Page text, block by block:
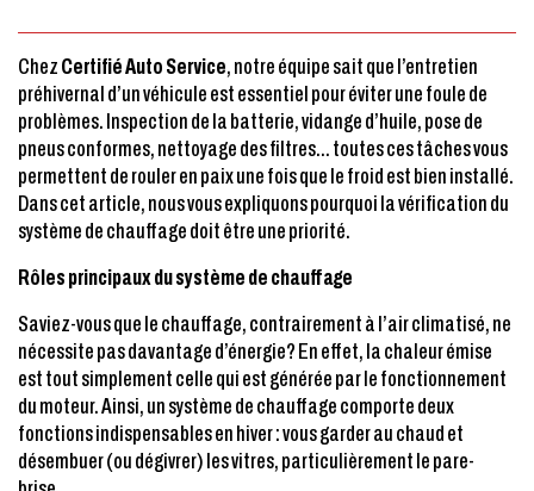
ChezCertifié Auto Service, notre équipe sait que l’entretien
préhivernal d’un véhicule est essentiel pour éviter une foule de
problèmes. Inspection de la batterie, vidange d’huile, pose de
pneus conformes, nettoyage des filtres… toutes ces tâches vous
permettent de rouler en paix une fois que le froid est bien installé.
Dans cet article, nous vous expliquons pourquoi la vérification du
système de chauffage doit être une priorité.
Rôles principaux du système de chauffage
Saviez-vous que le chauffage, contrairement à l’air climatisé, ne
nécessite pas davantage d’énergie? En effet, la chaleur émise
est tout simplement celle qui est générée par le fonctionnement
du moteur. Ainsi, un système de chauffage comporte deux
fonctions indispensables en hiver : vous garder au chaud et
désembuer (ou dégivrer) les vitres, particulièrement le pare-